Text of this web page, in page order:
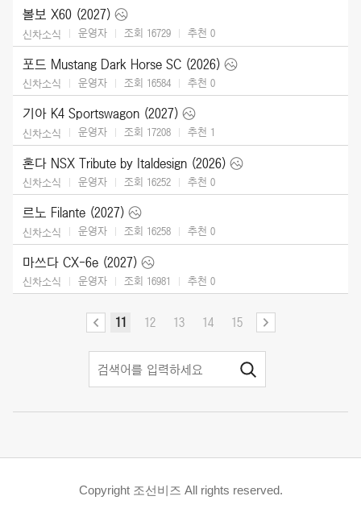
볼보 X60 (2027)
신차소식 운영자 조회 16729 추천 0
포드 Mustang Dark Horse SC (2026)
신차소식 운영자 조회 16584 추천 0
기아 K4 Sportswagon (2027)
신차소식 운영자 조회 17208 추천 1
혼다 NSX Tribute by Italdesign (2026)
신차소식 운영자 조회 16252 추천 0
르노 Filante (2027)
신차소식 운영자 조회 16258 추천 0
마쓰다 CX-6e (2027)
신차소식 운영자 조회 16981 추천 0
11 12 13 14 15
Copyright 조선비즈 All rights reserved.